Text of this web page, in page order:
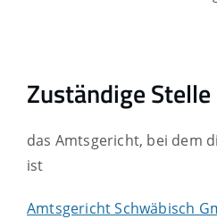
Zuständige Stelle
das Amtsgericht, bei dem
ist
Amtsgericht Schwäbisch